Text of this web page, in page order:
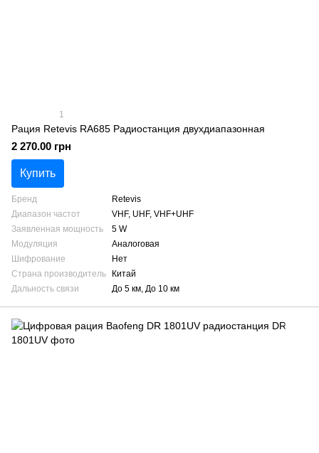
1
Рация Retevis RA685 Радиостанция двухдиапазонная
2 270.00 грн
Купить
Бренд
Retevis
Диапазон частот
VHF, UHF, VHF+UHF
Заявленная мощность
5 W
Модуляция
Аналоговая
Шифрование
Нет
Страна производитель
Китай
Дальность связи
До 5 км, До 10 км